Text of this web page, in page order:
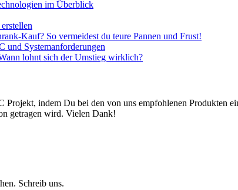
im Überblick
Kauf? So vermeidest du teure Pannen und Frust!
und Systemanforderungen
lohnt sich der Umstieg wirklich?
Projekt, indem Du bei den von uns empfohlenen Produkten
getragen wird. Vielen Dank!
Schreib uns.